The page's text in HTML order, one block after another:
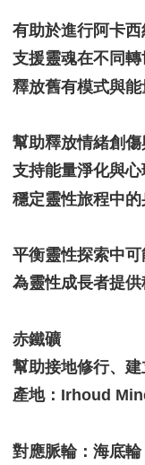
有助於進行阿卡西
支援靈魂在不同轉
釋放舊有模式與能
幫助釋放情緒創
支持能量淨化與心
穩定靈性旅程中的
平衡靈性探索中可
為靈性成長者提供
赤鐵礦
幫助接地修行、
產地：Irhoud
對應脈輪：海底輪